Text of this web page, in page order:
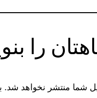
را
شما منتشر نخواهد شد.